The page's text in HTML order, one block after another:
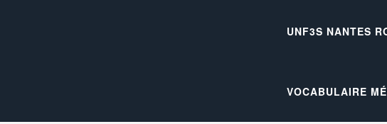
UNF3S NANTES
VOCABULAIRE